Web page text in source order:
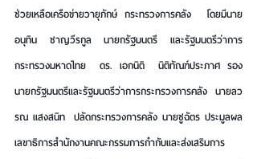
ช่วยเหลือเครือข่ายวายุภักษ์ กระทรวงการคลัง  โดยมีนาย
อนุทิน ชาญวีรกูล นายกรัฐมนตรี และรัฐมนตรีว่าการ
กระทรวงมหาดไทย ดร. เอกนิติ  นิติทัณฑ์ประภาศ รอง
นายกรัฐมนตรีและรัฐมนตรีว่าการกระทรวงการคลัง นายลว
รณ แสงสนิท ปลัดกระทรวงการคลัง
เลขาธิการสำนักงานคณะกรรมการกำกับและส่งเสริมการ